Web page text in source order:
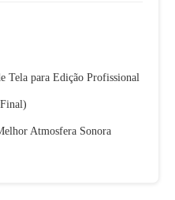
Tela para Edição Profissional
Atmosfera Sonora